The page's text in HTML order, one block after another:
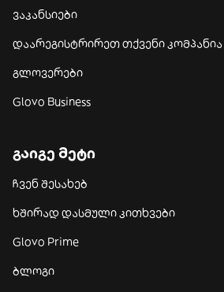
ვაკანსიები
დაარეგისტრირეთ თქვენი კომპანია
გლოვერები
Glovo Business
გაიგე მეტი
ჩვენ შესახებ
ხშირად დასმული კითხვები
Glovo Prime
ბლოგი